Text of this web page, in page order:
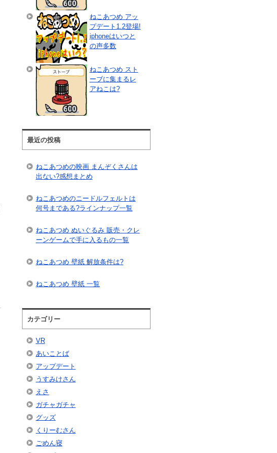
ねこあつめ アッ
プデート1.2登場!
iphoneはいつと
の声多数
ねこあつめ スト
ーブに集まるレ
アねこは?
最近の投稿
ねこあつめの映画 まんぞくさんは
出ない?感想まとめ
ねこあつめのニードルフェルトは
何号まである?ラインナップ一覧
ねこあつめ ぬいぐるみ 販売・クレ
ーンゲームで手に入るもの一覧
ねこあつめ 壁紙 解放条件は?
ねこあつめ 壁紙 一覧
カテゴリー
VR
あいことば
アップデート
うすみけさん
えさ
ガチャガチャ
グッズ
くりーむさん
ごめん寝